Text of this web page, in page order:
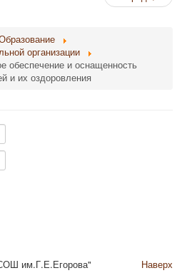
организации
обеспечение и оснащенность
и их оздоровления
Наверх
им.Г.Е.Егорова"